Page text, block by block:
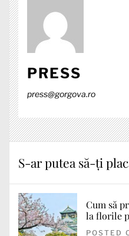
PRESS
press@gorgova.ro
S-ar putea să-ți
Cum să
la florile
POSTED